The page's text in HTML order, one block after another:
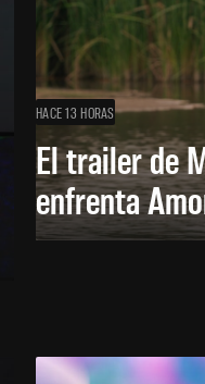
HACE 13 HORAS
El trailer de
enfrenta